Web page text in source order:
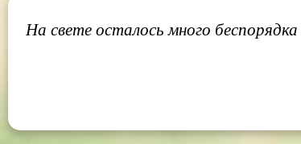
На свете осталось много